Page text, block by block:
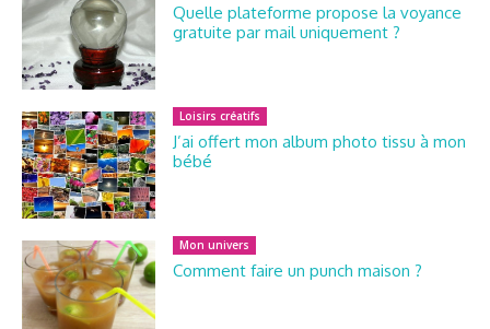
Quelle plateforme propose la voyance
gratuite par mail uniquement ?
Loisirs créatifs
J’ai offert mon album photo tissu à mon
bébé
Mon univers
Comment faire un punch maison ?